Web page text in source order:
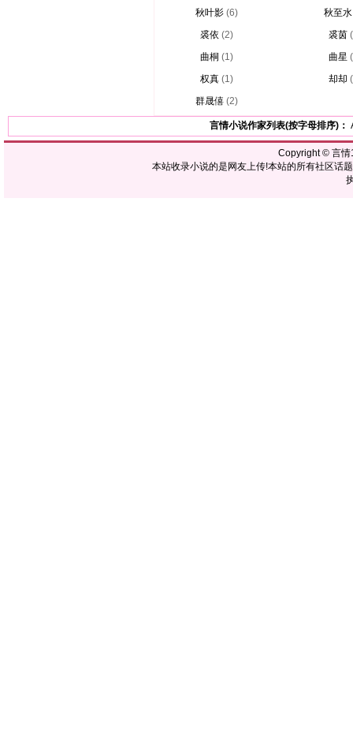
秋叶影 (6)
秋至水
裘依 (2) 裘茵
曲桐 (1) 曲星
权真 (1) 却却
群晟僖 (2)
言情小说作家列表(按字母排序)：
Copyright © 言情
本站收录小说的是网友上传!本站的所有社区话